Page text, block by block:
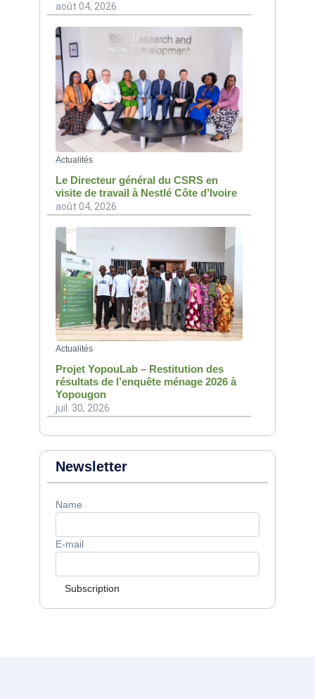
août 04, 2026
Actualités
Le Directeur général du CSRS en
visite de travail à Nestlé Côte d’Ivoire
août 04, 2026
Actualités
Projet YopouLab – Restitution des
résultats de l’enquête ménage 2026 à
Yopougon
juil. 30, 2026
Newsletter
Name
E-mail
Subscription